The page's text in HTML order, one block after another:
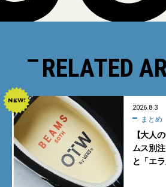
RELATED
2026.8.3
まとめ
【大人
ムス別
と「エ